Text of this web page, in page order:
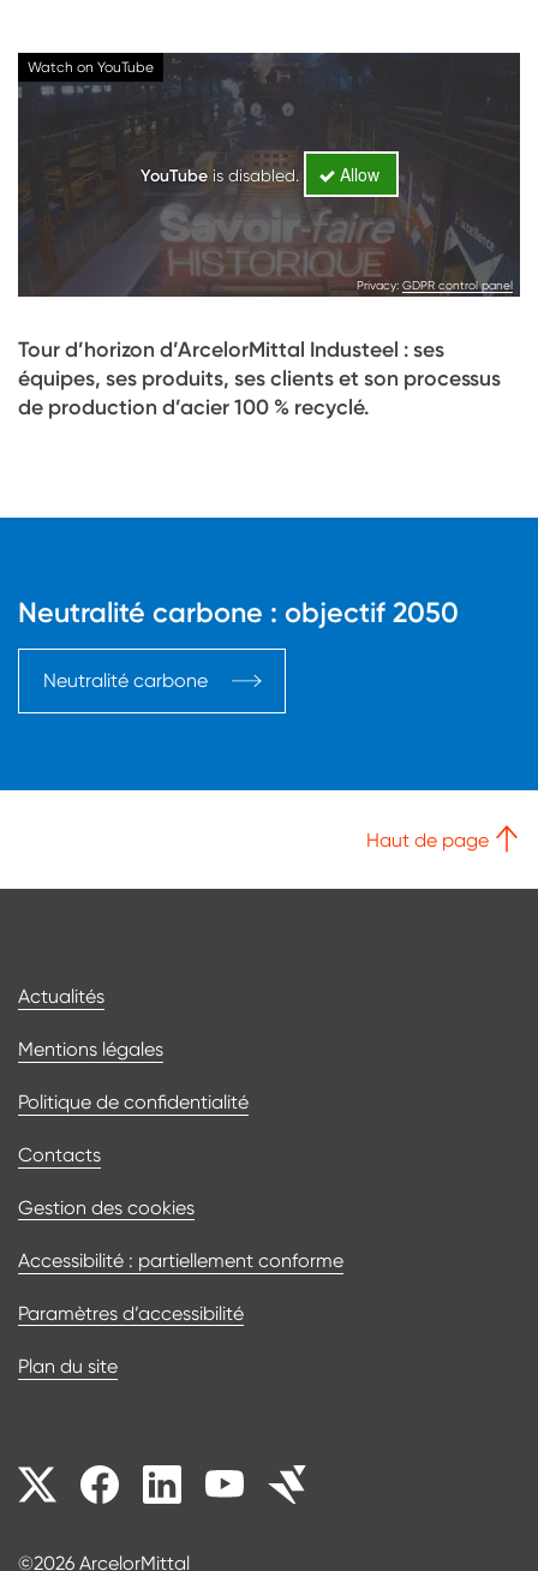
Watch on YouTube
Privacy: GDPR control panel
YouTubeis disabled. Allow
Tour d’horizon d’ArcelorMittal Industeel : ses
équipes, ses produits, ses clients et son processus
de production d’acier 100 % recyclé.
Neutralité carbone : objectif 2050
Neutralité carbone
Haut de page
Bas de page
Actualités
Mentions légales
Politique de confidentialité
Contacts
Gestion des cookies
Accessibilité : partiellement conforme
Paramètres d’accessibilité
Plan du site
Nos réseaux sociaux
©2026 ArcelorMittal